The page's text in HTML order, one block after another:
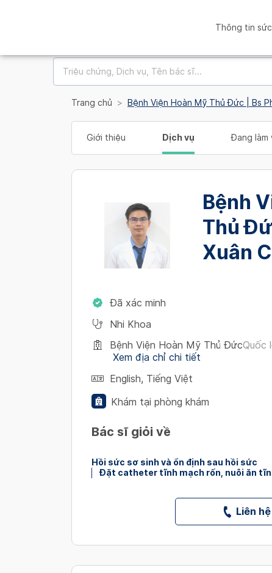
Thông tin
Trang chủ Bệnh Viện Hoàn Mỹ Thủ Đức | Bs
Giới thiệu Dịch vụ Đang làm
Bệnh
Thủ
Xuân
Đã xác minh
Nhi Khoa
Bệnh Viện Hoàn Mỹ Thủ ĐứcQuốc
Xem địa chỉ chi tiết
English, Tiếng Việt
Khám tại phòng khám
Bác sĩ giỏi về
Hồi sức sơ sinh và ổn định sau hồi sức
Đặt catheter tĩnh mạch rốn, nuôi ăn
Liên